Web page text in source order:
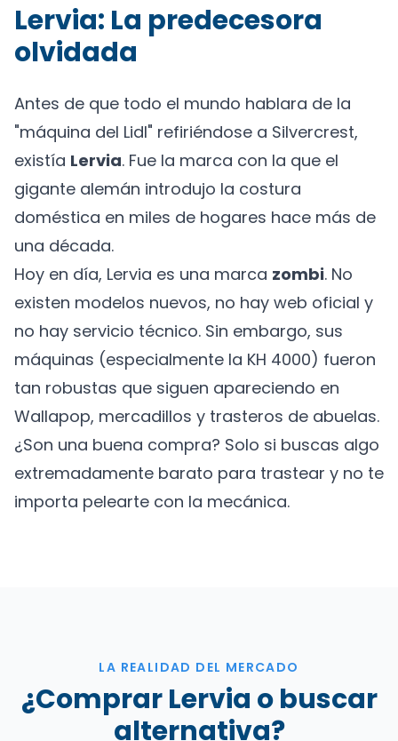
Lervia: La predecesora
olvidada
Antes de que todo el mundo hablara de la
"máquina del Lidl" refiriéndose a Silvercrest,
existía Lervia. Fue la marca con la que el
gigante alemán introdujo la costura
doméstica en miles de hogares hace más de
una década.
Hoy en día, Lervia es una marca zombi. No
existen modelos nuevos, no hay web oficial y
no hay servicio técnico. Sin embargo, sus
máquinas (especialmente la KH 4000) fueron
tan robustas que siguen apareciendo en
Wallapop, mercadillos y trasteros de abuelas.
¿Son una buena compra? Solo si buscas algo
extremadamente barato para trastear y no te
importa pelearte con la mecánica.
LA REALIDAD DEL MERCADO
¿Comprar Lervia o buscar
alternativa?